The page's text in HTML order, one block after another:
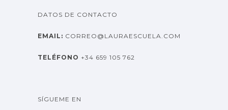
DATOS DE CONTACTO
EMAIL: CORREO@LAURAESCUELA.COM
TELÉFONO +34 659 105 762
SÍGUEME EN